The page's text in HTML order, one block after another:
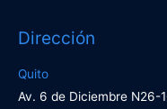
Dirección
Quito
Av. 6 de Diciembre N26-